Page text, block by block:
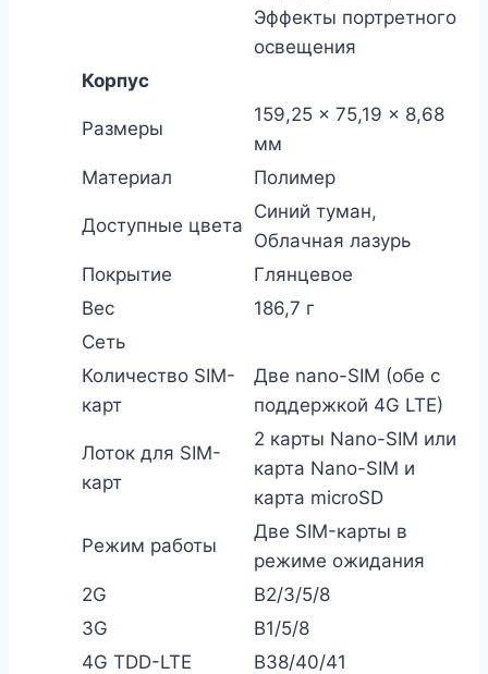
Эффекты портретного
освещения
Корпус
Размеры
159,25 × 75,19 × 8,68
мм
Материал
Полимер
Доступные цвета
Синий туман,
Облачная лазурь
Покрытие
Глянцевое
Вес
186,7 г
Сеть
Количество SIM-
карт
Две nano-SIM (обе с
поддержкой 4G LTE)
Лоток для SIM-
карт
2 карты Nano-SIM или
карта Nano-SIM и
карта microSD
Режим работы
Две SIM-карты в
режиме ожидания
2G
B2/3/5/8
3G
B1/5/8
4G TDD-LTE
B38/40/41